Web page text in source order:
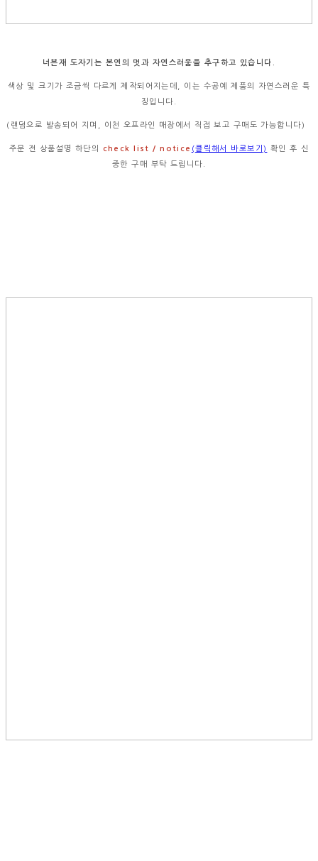
너븐재 도자기는 본연의 멋과 자연스러움을 추구하고 있습니다.
색상 및 크기가 조금씩 다르게 제작되어지는데, 이는 수공예 제품의 자연스러운 특
징입니다.
(랜덤으로 발송되어 지며, 이천 오프라인 매장에서 직접 보고 구매도 가능합니다)
주문 전 상품설명 하단의 check list / notice (클릭해서 바로보기)
확인 후 신
중한 구매 부탁 드립니다.